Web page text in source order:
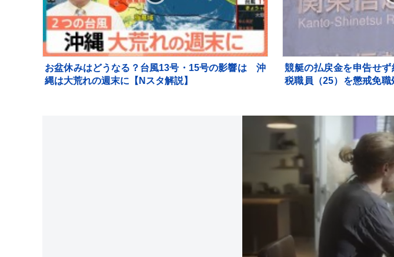
お盆休みはどうなる？台風13号・15号の影響は 沖
縄は大荒れの週末に【Nスタ解説】
競艇の払戻金を申告せ
税職員（25）を懲戒免